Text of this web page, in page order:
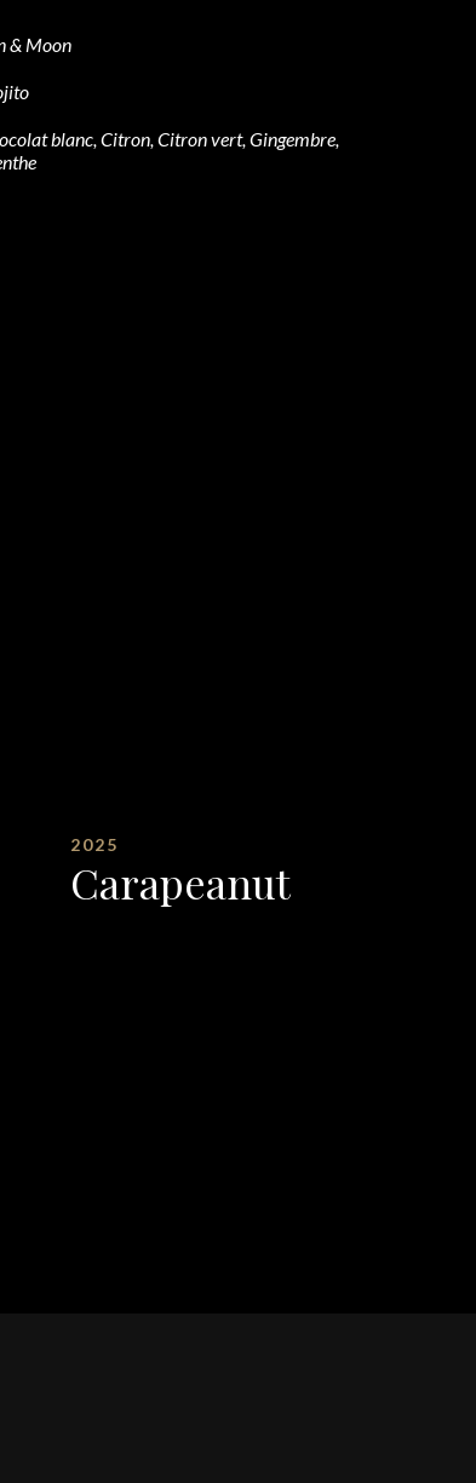
& Moon
blanc, Citron, Citron vert, Gingembre,
2025
Carapeanut